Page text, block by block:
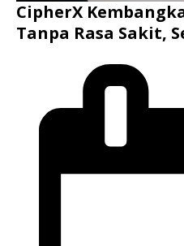
CipherX
Tanpa Rasa Sakit,